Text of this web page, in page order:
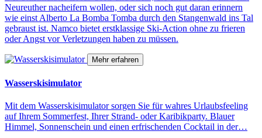
Neureuther nacheifern wollen, oder sich noch gut daran erinnern
wie einst Alberto La Bomba Tomba durch den Stangenwald ins Tal
gebraust ist. Namco bietet erstklassige Ski-Action ohne zu frieren
oder Angst vor Verletzungen haben zu müssen.
Mehr erfahren
Wasserskisimulator
Mit dem Wasserskisimulator sorgen Sie für wahres Urlaubsfeeling
auf Ihrem Sommerfest, Ihrer Strand- oder Karibikparty. Blauer
Himmel, Sonnenschein und einen erfrischenden Cocktail in der…